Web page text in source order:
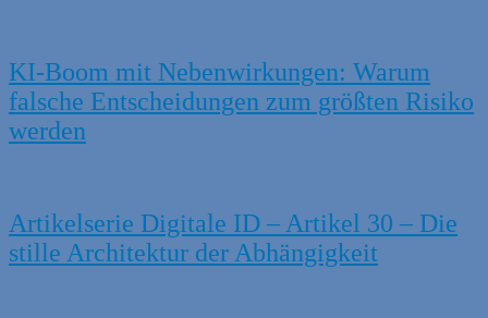
KI-Boom mit Nebenwirkungen: Warum
falsche Entscheidungen zum größten Risiko
werden
Artikelserie Digitale ID – Artikel 30 – Die
stille Architektur der Abhängigkeit